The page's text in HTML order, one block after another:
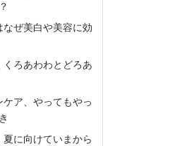
なぜ美白や美容に効
ろあわわとどろあ
ケア、やってもやっ
に向けていまから